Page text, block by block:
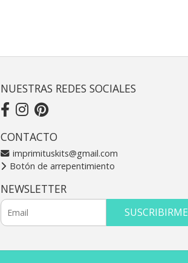
NUESTRAS REDES SOCIALES
CONTACTO
imprimituskits@gmail.com
Botón de arrepentimiento
NEWSLETTER
SUSCRIBIRME